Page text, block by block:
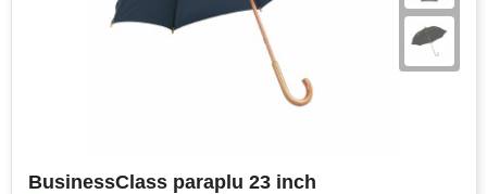
BusinessClass paraplu 23 inch